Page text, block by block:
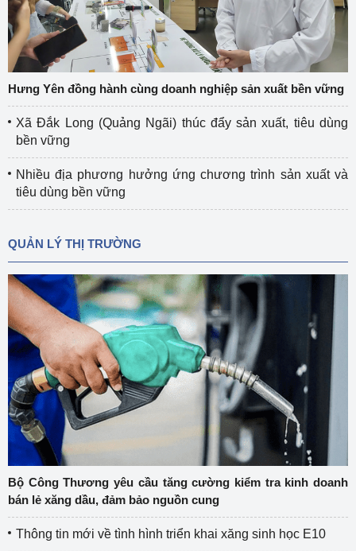
Hưng Yên đồng hành cùng doanh nghiệp sản xuất bền vững
Xã Đắk Long (Quảng Ngãi) thúc đẩy sản xuất, tiêu dùng
bền vững
Nhiều địa phương hưởng ứng chương trình sản xuất và
tiêu dùng bền vững
QUẢN LÝ THỊ TRƯỜNG
Bộ Công Thương yêu cầu tăng cường kiểm tra kinh doanh
bán lẻ xăng dầu, đảm bảo nguồn cung
Thông tin mới về tình hình triển khai xăng sinh học E10